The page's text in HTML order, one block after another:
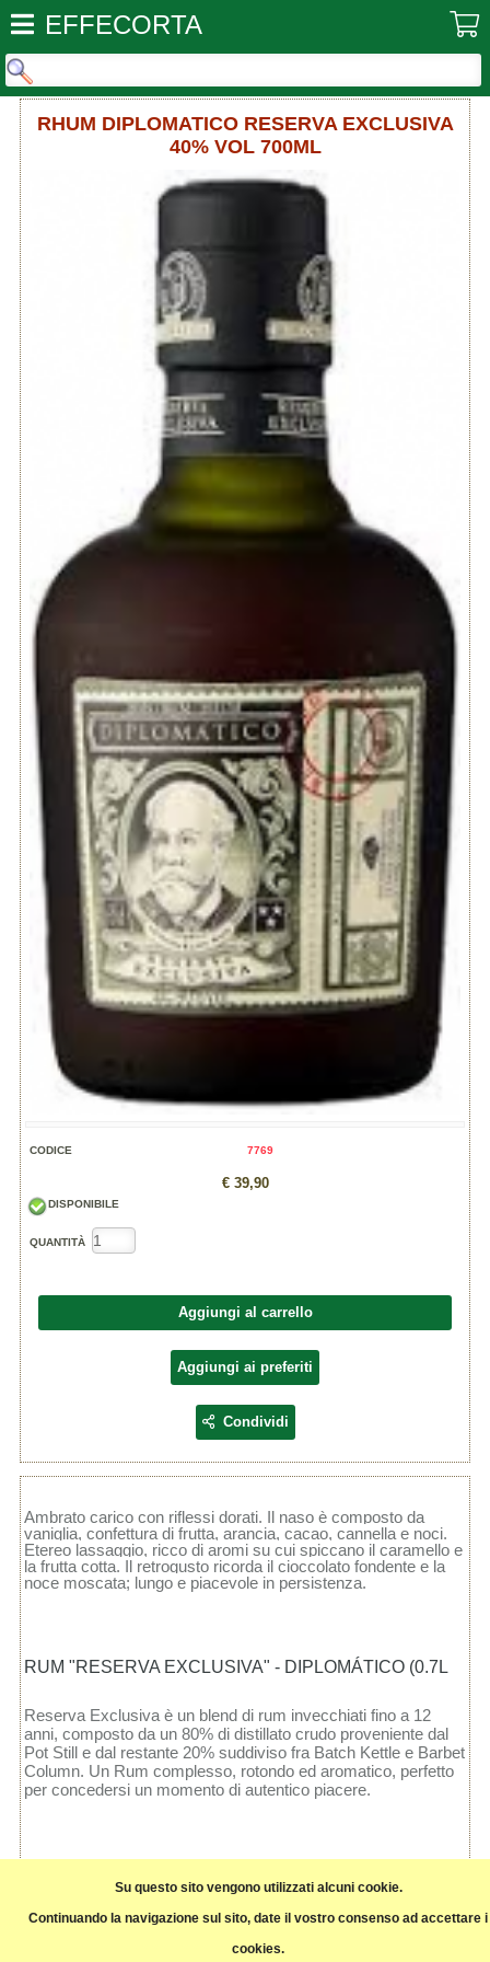
Su questo sito vengono utilizzati alcuni cookie.
Continuando la navigazione sul sito, date il vostro consenso ad accettare i
cookies.
EFFECORTA
RHUM DIPLOMATICO RESERVA EXCLUSIVA
40% VOL 700ML
CODICE 7769
€ 39,90
DISPONIBILE
QUANTITÀ
Aggiungi al carrello
Aggiungi ai preferiti
Condividi
Ambrato carico con riflessi dorati. Il naso è composto da
vaniglia, confettura di frutta, arancia, cacao, cannella e noci.
Etereo lassaggio, ricco di aromi su cui spiccano il caramello e
la frutta cotta. Il retrogusto ricorda il cioccolato fondente e la
noce moscata; lungo e piacevole in persistenza.
RUM "RESERVA EXCLUSIVA" - DIPLOMÁTICO (0.7L
Reserva Exclusiva è un blend di rum invecchiati fino a 12
anni, composto da un 80% di distillato crudo proveniente dal
Pot Still e dal restante 20% suddiviso fra Batch Kettle e Barbet
Column. Un Rum complesso, rotondo ed aromatico, perfetto
per concedersi un momento di autentico piacere.